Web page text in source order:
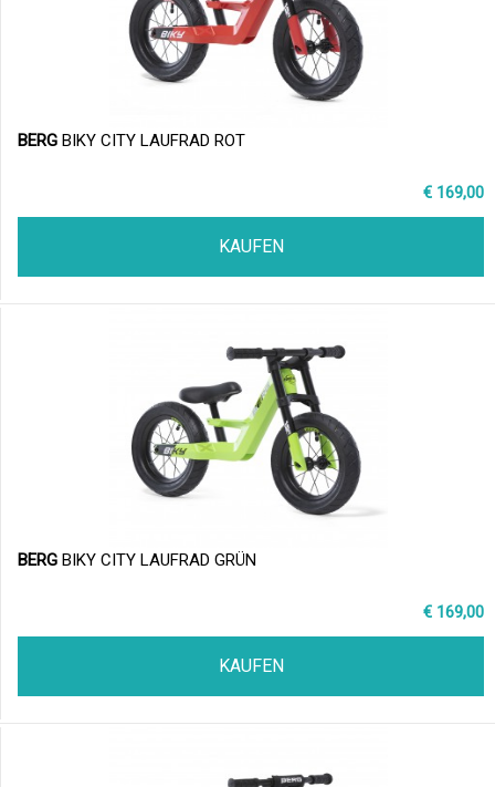
BERG BIKY CITY LAUFRAD ROT
€ 169,00
KAUFEN
BERG BIKY CITY LAUFRAD GRÜN
€ 169,00
KAUFEN